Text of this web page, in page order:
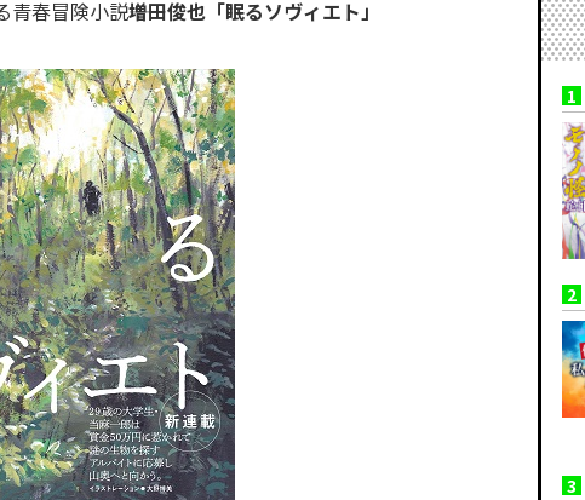
春冒険小説――増田俊也「眠るソヴィエト」
1
2
3